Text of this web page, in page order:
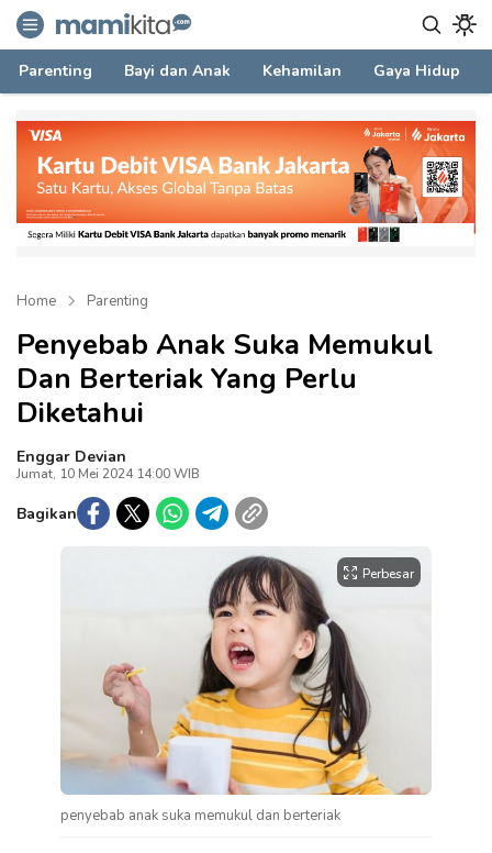
mamikita.com
Informasi Parenting untuk Mami Milenial
Parenting Bayi dan Anak Kehamilan Gaya Hidup
Home Parenting
Penyebab Anak Suka Memukul
Dan Berteriak Yang Perlu
Diketahui
Enggar Devian
Jumat, 10 Mei 2024 14:00 WIB
Bagikan
Perbesar
penyebab anak suka memukul dan berteriak